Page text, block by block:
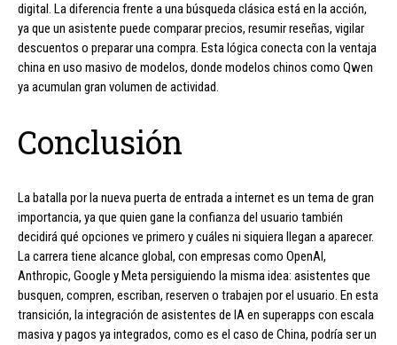
digital. La diferencia frente a una búsqueda clásica está en la acción,
ya que un asistente puede comparar precios, resumir reseñas, vigilar
descuentos o preparar una compra. Esta lógica conecta con la ventaja
china en uso masivo de modelos, donde modelos chinos como Qwen
ya acumulan gran volumen de actividad.
Conclusión
La batalla por la nueva puerta de entrada a internet es un tema de gran
importancia, ya que quien gane la confianza del usuario también
decidirá qué opciones ve primero y cuáles ni siquiera llegan a aparecer.
La carrera tiene alcance global, con empresas como OpenAI,
Anthropic, Google y Meta persiguiendo la misma idea: asistentes que
busquen, compren, escriban, reserven o trabajen por el usuario. En esta
transición, la integración de asistentes de IA en superapps con escala
masiva y pagos ya integrados, como es el caso de China, podría ser un